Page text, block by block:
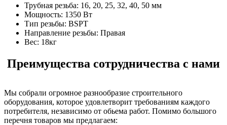
Трубная резьба: 16, 20, 25, 32, 40, 50 мм
Мощность: 1350 Вт
Тип резьбы: BSPT
Направление резьбы: Правая
Вес: 18кг
Преимущества сотрудничества с нами
Мы собрали огромное разнообразие строительного
оборудования, которое удовлетворит требованиям каждого
потребителя, независимо от обьема работ. Помимо большого
перечня товаров мы предлагаем: